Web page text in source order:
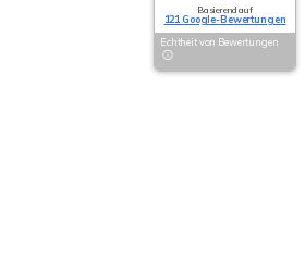
Basierend auf
121 Google-Bewertungen
Echtheit von Bewertungen